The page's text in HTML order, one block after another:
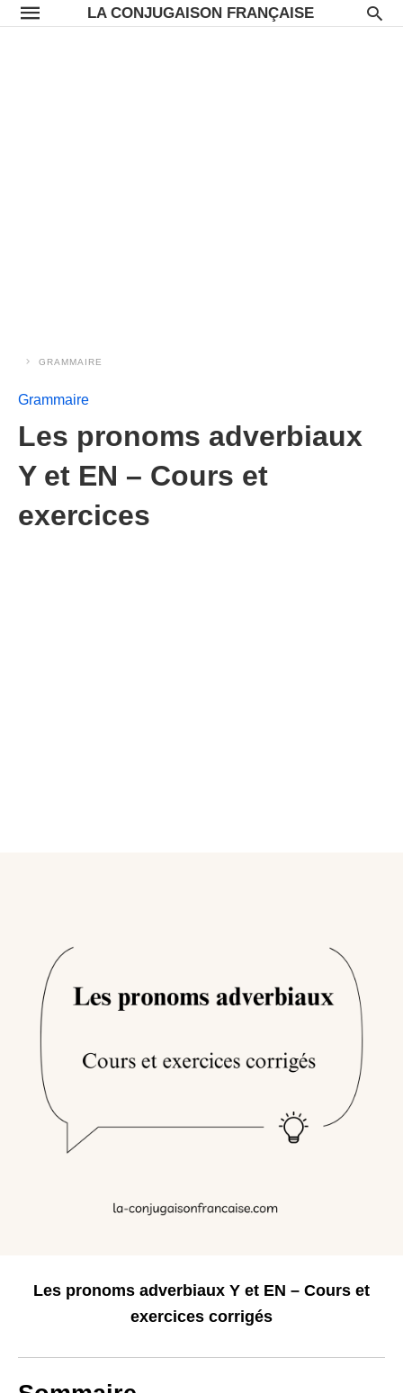
LA CONJUGAISON FRANÇAISE
GRAMMAIRE
Grammaire
Les pronoms adverbiaux
Y et EN – Cours et
exercices
Les pronoms adverbiaux Y et EN – Cours et
exercices corrigés